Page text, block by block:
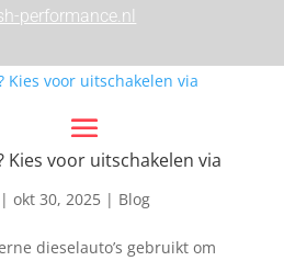
performance.nl
voor uitschakelen via
| okt 30, 2025| Blog
dieselauto’s gebruikt om